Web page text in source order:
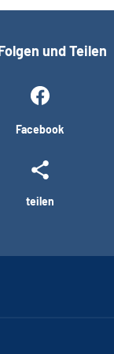
und Teilen
Facebook
teilen